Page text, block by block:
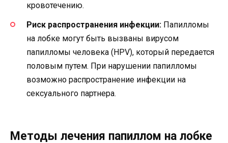
кровотечению.
Риск распространения инфекции: Папилломы
на лобке могут быть вызваны вирусом
папилломы человека (HPV), который передается
половым путем. При нарушении папилломы
возможно распространение инфекции на
сексуального партнера.
Методы лечения папиллом на лобке